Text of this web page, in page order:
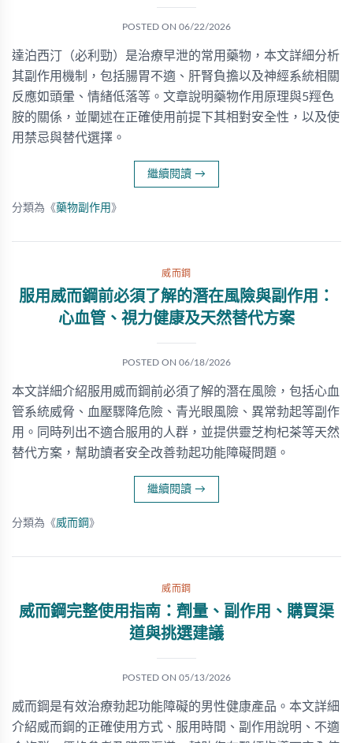
POSTED ON 06/22/2026
達泊西汀（必利勁）是治療早泄的常用藥物，本文詳細分析
其副作用機制，包括腸胃不適、肝腎負擔以及神經系統相關
反應如頭暈、情緒低落等。文章說明藥物作用原理與5羥色
胺的關係，並闡述在正確使用前提下其相對安全性，以及使
用禁忌與替代選擇。
繼續閱讀 →
分類為《藥物副作用 》
威而鋼
服用威而鋼前必須了解的潛在風險與副作用：
心血管、視力健康及天然替代方案
POSTED ON 06/18/2026
本文詳細介紹服用威而鋼前必須了解的潛在風險，包括心血
管系統威脅、血壓驟降危險、青光眼風險、異常勃起等副作
用。同時列出不適合服用的人群，並提供靈芝枸杞茶等天然
替代方案，幫助讀者安全改善勃起功能障礙問題。
繼續閱讀 →
分類為《威而鋼 》
威而鋼
威而鋼完整使用指南：劑量、副作用、購買渠
道與挑選建議
POSTED ON 05/13/2026
威而鋼是有效治療勃起功能障礙的男性健康產品。本文詳細
介紹威而鋼的正確使用方式、服用時間、副作用說明、不適